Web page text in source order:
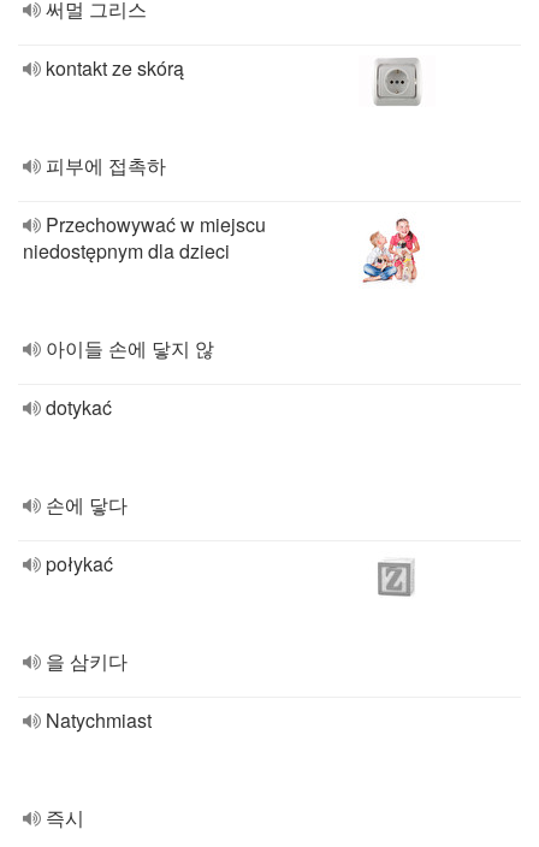
써멀 그리스
kontakt ze skórą
피부에 접촉하
Przechowywać w miejscu
niedostępnym dla dzieci
아이들 손에 닿지 않
dotykać
손에 닿다
połykać
을 삼키다
Natychmiast
즉시